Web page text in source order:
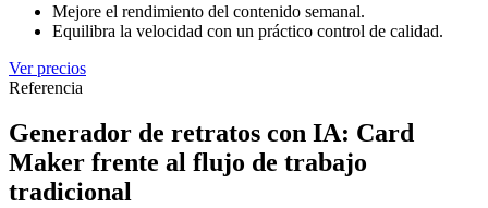
Mejore el rendimiento del contenido semanal.
Equilibra la velocidad con un práctico control de calidad.
Ver precios
Referencia
Generador de retratos con IA: Card
Maker frente al flujo de trabajo
tradicional